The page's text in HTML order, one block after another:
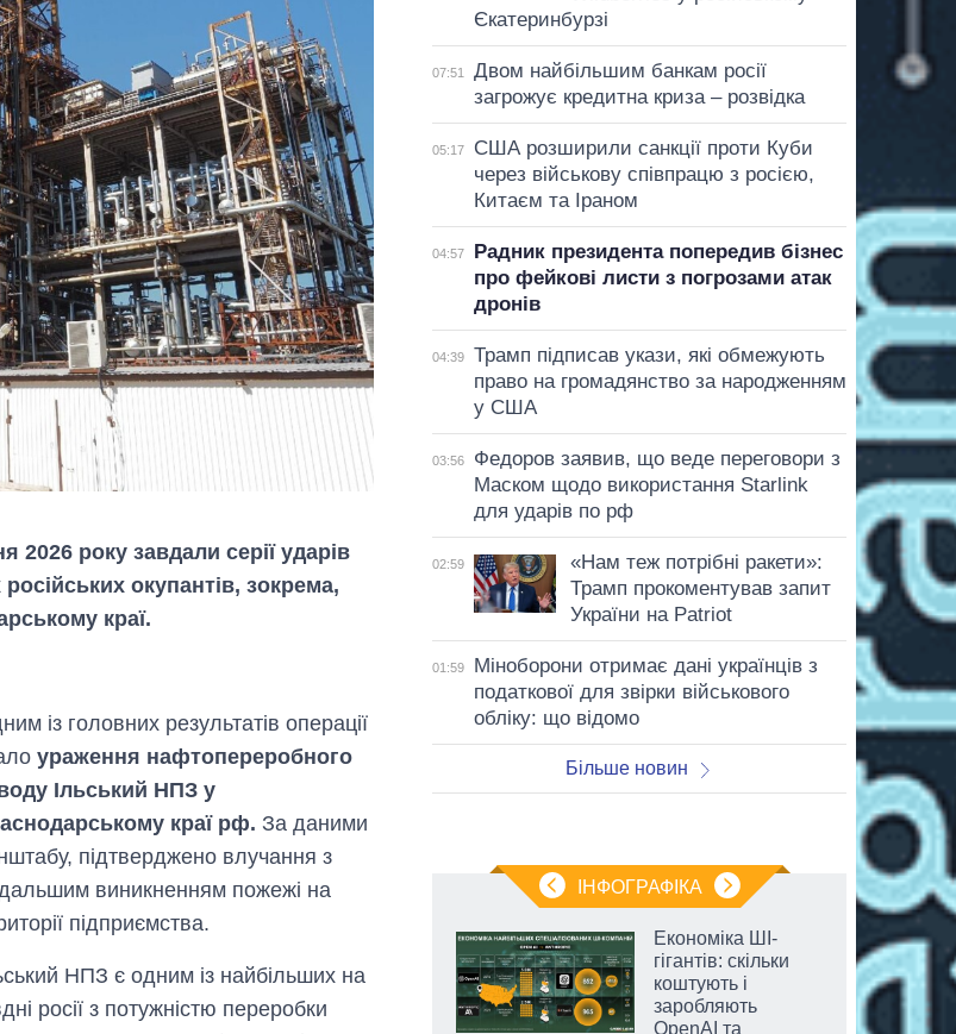
2026 року завдали серії ударів
окупантів, зокрема,
краї.
із головних результатів операції
ураження нафтопереробного
Ільський НПЗ у
краї рф. За даними
підтверджено влучання з
виникненням пожежі на
підприємства.
НПЗ є одним із найбільших на
росії з потужністю переробки
Єкатеринбурзі
07:51
Двом найбільшим банкам росії
загрожує кредитна криза – розвідка
05:17
США розширили санкції проти Куби
через військову співпрацю з росією,
Китаєм та Іраном
04:57
Радник президента попередив бізнес
про фейкові листи з погрозами атак
дронів
04:39
Трамп підписав укази, які обмежують
право на громадянство за народженням
у США
03:56
Федоров заявив, що веде переговори з
Маском щодо використання Starlink
для ударів по рф
02:59
«Нам теж потрібні ракети»:
Трамп прокоментував запит
України на Patriot
01:59
Міноборони отримає дані українців з
податкової для звірки військового
обліку: що відомо
Більше новин
ІНФОГРАФІКА
містах України на
початок серпня
Економіка ШІ-
гігантів: скільки
коштують і
заробляють
OpenAI та